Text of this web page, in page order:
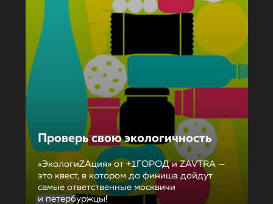
Проверь свою экологичность
«ЭкологиZAция» от +1ГОРОД и ZAVTRA —
это квест, в котором до финиша дойдут
самые ответственные москвичи
и петербуржцы!